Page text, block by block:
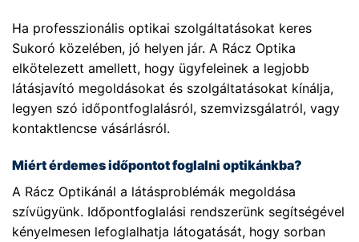
Ha professzionális optikai szolgáltatásokat keres
Sukoró közelében, jó helyen jár. A Rácz Optika
elkötelezett amellett, hogy ügyfeleinek a legjobb
látásjavító megoldásokat és szolgáltatásokat kínálja,
legyen szó időpontfoglalásról, szemvizsgálatról, vagy
kontaktlencse vásárlásról.
Miért érdemes időpontot foglalni optikánkba?
A Rácz Optikánál a látásproblémák megoldása
szívügyünk. Időpontfoglalási rendszerünk segítségével
kényelmesen lefoglalhatja látogatását, hogy sorban